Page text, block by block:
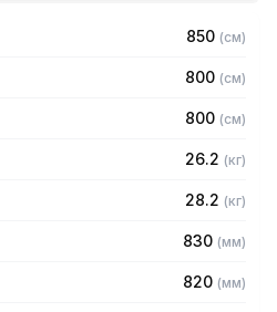
сталь AISI304
2 мм
700 х 700 х 450 мм
850 (см)
800 (см)
800 (см)
26.2 (кг)
28.2 (кг)
830 (мм)
820 (мм)